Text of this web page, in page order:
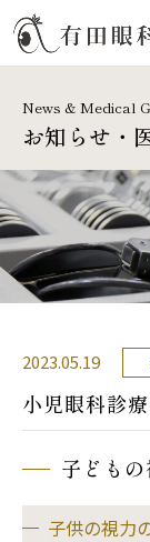
HOME
当院の強み
外来・診療案
手術のご案内
医師・実績紹介
手術の流れ
施設・設備
目の病気と治
News & Medical
お知らせ・
2023.05.19
小児眼科診
子ども
子供の視力